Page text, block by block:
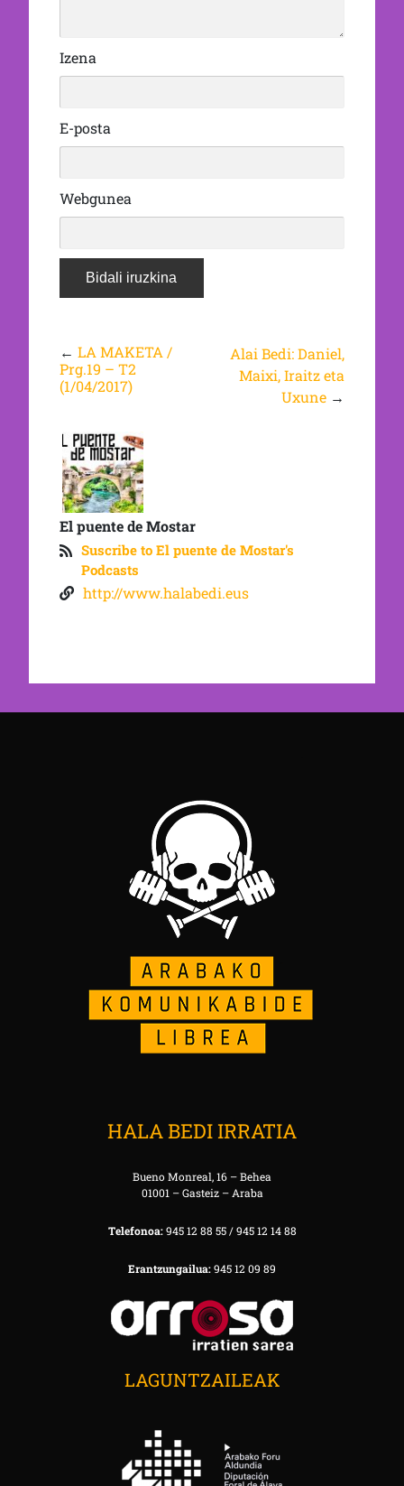
Izena
E-posta
Webgunea
← LA MAKETA /
Prg.19 – T2
(1/04/2017)
Alai Bedi: Daniel,
Maixi, Iraitz eta
Uxune →
El puente de Mostar
Suscribe to El puente de Mostar's
Podcasts
http://www.halabedi.eus
HALA BEDI IRRATIA
Bueno Monreal, 16 – Behea
01001 – Gasteiz – Araba
Telefonoa:945 12 88 55 / 945 12 14 88
Erantzungailua:945 12 09 89
LAGUNTZAILEAK